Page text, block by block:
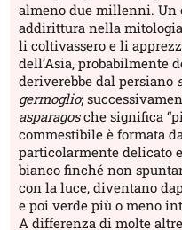
almeno due millenni. Un
addirittura nella
li coltivassero e li
dell’Asia, probabilmente
deriverebbe dal persiano
germoglio;
asparagosche significa
commestibile è formata
particolarmente delicato
bianco finché non
con la luce, diventano
e poi verde più o meno
A differenza di molte